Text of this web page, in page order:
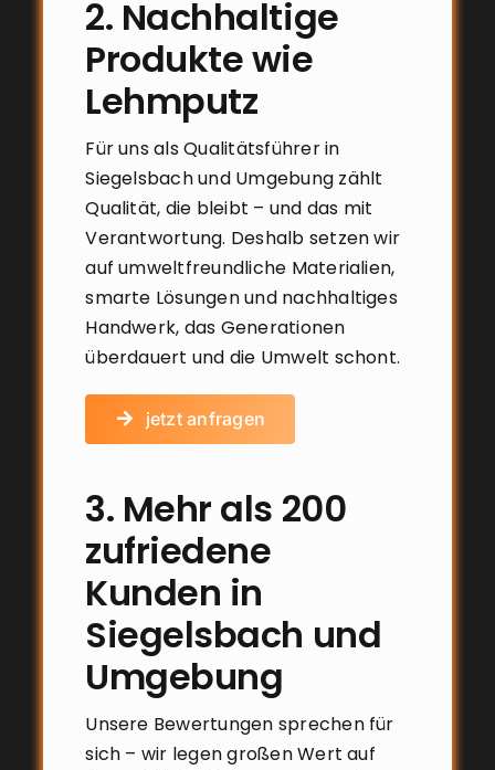
2. Nachhaltige
Produkte wie
Lehmputz
Für uns als Qualitätsführer in
Siegelsbach und Umgebung zählt
Qualität, die bleibt – und das mit
Verantwortung. Deshalb setzen wir
auf umweltfreundliche Materialien,
smarte Lösungen und nachhaltiges
Handwerk, das Generationen
überdauert und die Umwelt schont.
jetzt anfragen
3. Mehr als 200
zufriedene
Kunden in
Siegelsbach und
Umgebung
Unsere Bewertungen sprechen für
sich – wir legen großen Wert auf